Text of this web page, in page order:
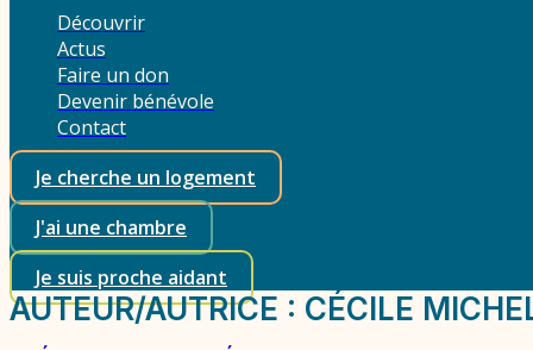
Découvrir
Actus
Faire un don
Devenir bénévole
Contact
Je cherche un logement
J'ai une chambre
Je suis proche aidant
AUTEUR/AUTRICE : CÉCILE